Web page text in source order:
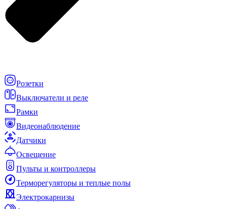
Розетки
Выключатели и реле
Рамки
Видеонаблюдение
Датчики
Освещение
Пульты и контроллеры
Терморегуляторы и теплые полы
Электрокарнизы